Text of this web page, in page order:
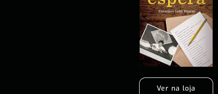
Ver na loja